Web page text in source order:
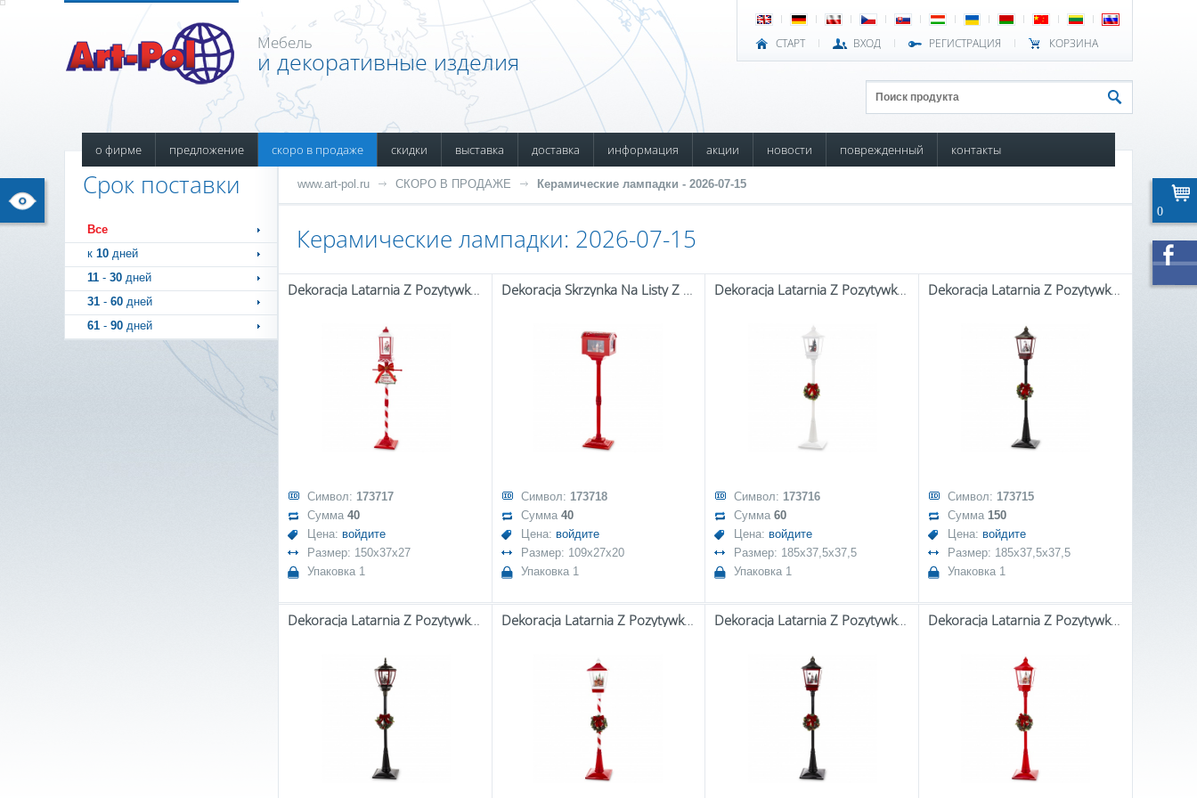
СТАРТ ВХОД РЕГИСТРАЦИЯ КОРЗИНА
Мебель
и декоративные изделия
о фирме предложение скоро в продаже скидки выставка доставка информация акции новости поврежденный контакты
Срок поставки
Все
к 10 дней
11 - 30 дней
31 - 60 дней
61 - 90 дней
www.art-pol.ru СКОРО В ПРОДАЖЕ Керамические лампадки - 2026-07-15
Керамические лампадки: 2026-07-15
Dekoracja Latarnia Z Pozytywką Led
Символ: 173717
Сумма 40
Цена: войдите
Размер: 150x37x27
Упаковка 1
Dekoracja Skrzynka Na Listy Z Pozytywką Led
Символ: 173718
Сумма 40
Цена: войдите
Размер: 109x27x20
Упаковка 1
Dekoracja Latarnia Z Pozytywką Led
Символ: 173716
Сумма 60
Цена: войдите
Размер: 185x37,5x37,5
Упаковка 1
Dekoracja Latarnia Z Pozytywką Led
Символ: 173715
Сумма 150
Цена: войдите
Размер: 185x37,5x37,5
Упаковка 1
Dekoracja Latarnia Z Pozytywką Led Dekoracja Latarnia Z Pozytywką Led Dekoracja Latarnia Z Pozytywką Led Dekoracja Latarnia Z Pozytywką Led
0